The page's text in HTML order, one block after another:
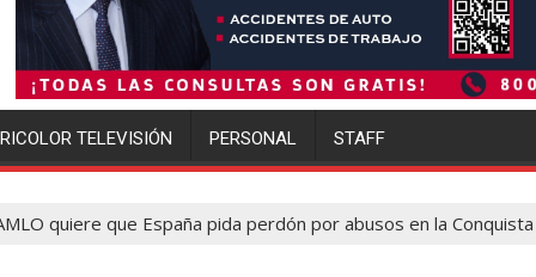
TELEVISIÓN PERSONAL STAFF
quiere que España pida perdón por abusos en la Conquista